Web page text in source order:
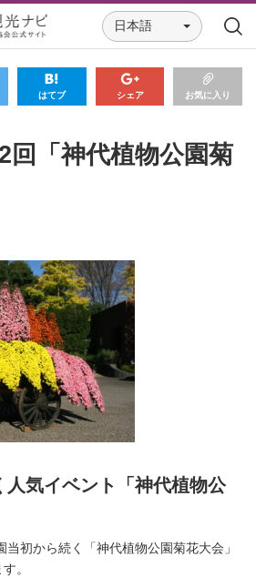
日本語
はてブ シェア お気に入り
回「神代植物公園菊
人気イベント「神代植物公
初から続く「神代植物公園菊花大会」
。